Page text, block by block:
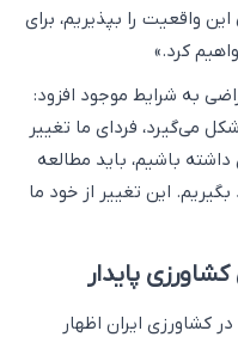
واقعیت را بپذیریم، برای
کرد.»
به شرایط موجود افزود:
می‌گیرد، فردای ما تغییر
باشیم، باید مطالعه
این تغییر از خود ما
پایدار
کشاورزی ایران اظهار